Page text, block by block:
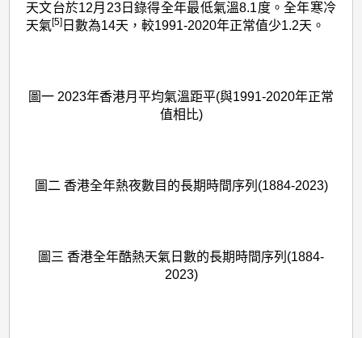
天文台於12月23日錄得全年最低氣溫8.1度。全年寒冷
天氣[5] 日數為14天，較1991-2020年正常值少1.2天。
圖一 2023年香港月平均氣溫距平(與1991-2020年正常
值相比)
圖二 香港全年熱夜數目的長期時間序列(1884-2023)
圖三 香港全年酷熱天氣日數的長期時間序列(1884-
2023)